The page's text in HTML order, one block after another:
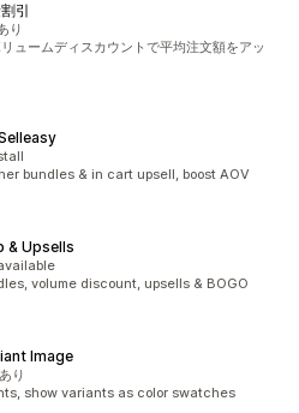
引
り
ュームディスカウントで平均注文額をアッ
bundles & in cart upsell, boost AOV
& Upsells
volume discount, upsells & BOGO
Image
り
show variants as color swatches